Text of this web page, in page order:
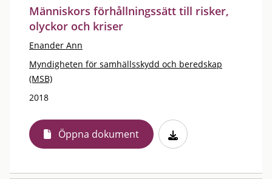
Människors förhållningssätt till risker,
olyckor och kriser
Enander Ann
Myndigheten för samhällsskydd och beredskap
(MSB)
2018
Öppna dokument